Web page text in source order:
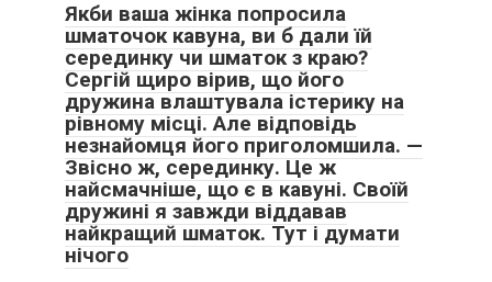
Якби ваша жінка попросила
шматочок кавуна, ви б дали їй
серединку чи шматок з краю?
Сергій щиро вірив, що його
дружина влаштувала істерику на
рівному місці. Але відповідь
незнайомця його приголомшила. —
Звісно ж, серединку. Це ж
найсмачніше, що є в кавуні. Своїй
дружині я завжди віддавав
найкращий шматок. Тут і думати
нічого